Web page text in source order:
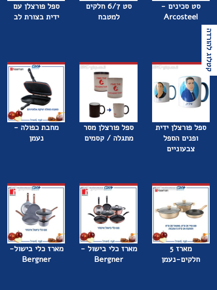
קטלוג להורדה
סט סכינים -
Arcosteel
סט 6/7 חלקים
למטבח
ספל פורצלן עם
ידית בצורת לב
ספל פורצלן ידית
ופנים הספל
צבעוניים
ספל פורצלן מסר
מתגלה / קסמים
מחבת כפולה -
נעמן
מארז 5
חלקים-נעמן
מארז כלי בישול -
Bergner
מארז כלי בישול-
Bergner